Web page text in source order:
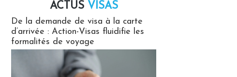
ACTUS VISAS
De la demande de visa à la carte
d’arrivée : Action-Visas fluidifie les
formalités de voyage